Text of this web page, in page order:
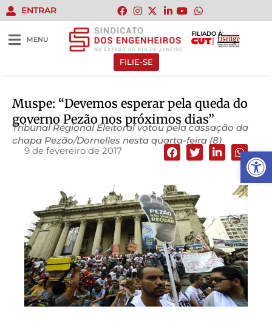
Abrir
ENTRAR
MENU
FILIADO À:
FILIE-SE
Muspe: “Devemos esperar pela queda do
governo Pezão nos próximos dias”
Tribunal Regional Eleitoral votou pela cassação da
chapa Pezão/Dornelles nesta quarta-feira (8)
9 de fevereiro de 2017